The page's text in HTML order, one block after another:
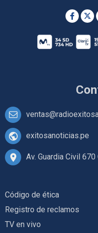
exitosanoticias.pe
Av. Guardia Civil
Código de ética
Registro de reclamos
TV en vivo